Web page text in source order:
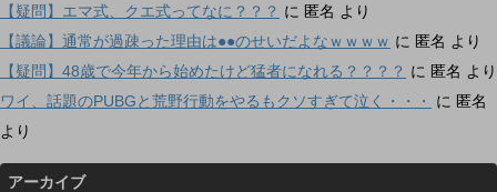
【疑問】エマ式、クエ式ってなに？？？ に 匿名 より
【議論】通常が過疎った理由は●●のせいだよなｗｗｗｗ に 匿名 より
【疑問】48歳で今年から始めたけど猛者になれる？？？？ に 匿名 より
ワイ、話題のPUBGと荒野行動をやるもクソすぎて泣く・・・
に 匿名
より
アーカイブ